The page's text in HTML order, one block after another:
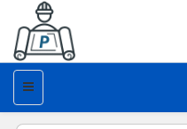
منو